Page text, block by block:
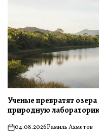
Ученые превратят
природную
on04.08.2026Рамиль Ахметов